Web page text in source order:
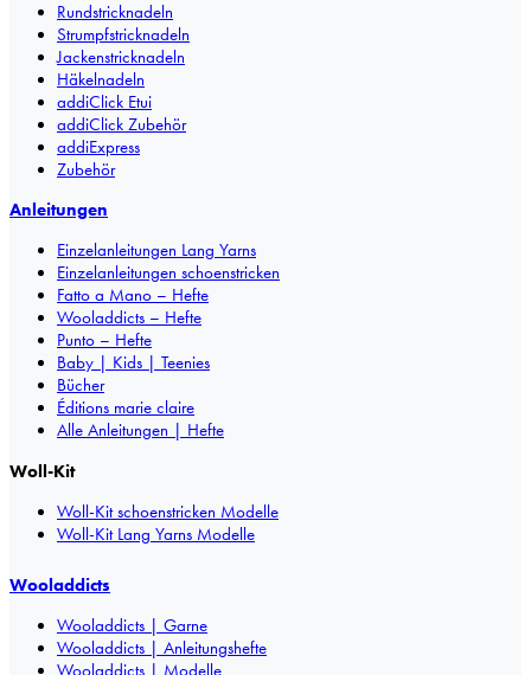
Rundstricknadeln
Strumpfstricknadeln
Jackenstricknadeln
Häkelnadeln
addiClick Etui
addiClick Zubehör
addiExpress
Zubehör
Anleitungen
Einzelanleitungen Lang Yarns
Einzelanleitungen schoenstricken
Fatto a Mano – Hefte
Wooladdicts – Hefte
Punto – Hefte
Baby | Kids | Teenies
Bücher
Éditions marie claire
Alle Anleitungen | Hefte
Woll-Kit
Woll-Kit schoenstricken Modelle
Woll-Kit Lang Yarns Modelle
Wooladdicts
Wooladdicts | Garne
Wooladdicts | Anleitungshefte
Wooladdicts | Modelle